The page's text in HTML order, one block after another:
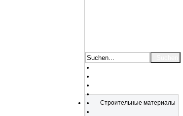
Строительные материалы